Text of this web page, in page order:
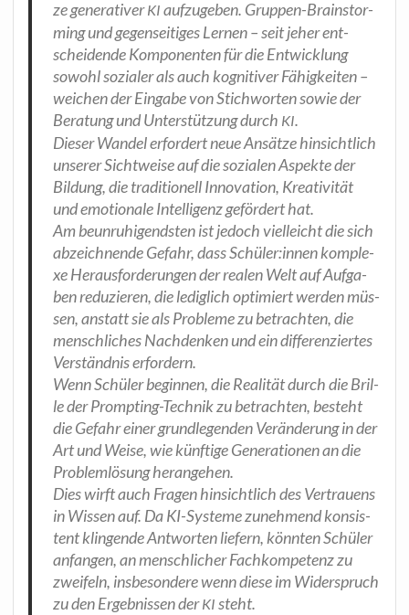
ze gene­ra­ti­verKI auf­zu­ge­ben. Grup­pen-Brain­stor­
ming und gegen­sei­ti­ges Ler­nen – seit jeher ent­
schei­den­de Kom­po­nen­ten für die Ent­wick­lung
sowohl sozia­ler als auch kogni­ti­ver Fähig­kei­ten –
wei­chen der Ein­ga­be von Stich­wor­ten sowie der
Bera­tung und Unter­stüt­zung durch KI.
Die­ser Wan­del erfor­dert neue Ansät­ze hin­sicht­lich
unse­rer Sicht­wei­se auf die sozia­len Aspek­te der
Bil­dung, die tra­di­tio­nell Inno­va­ti­on, Krea­ti­vi­tät
und emo­tio­na­le Intel­li­genz geför­dert hat.
Am beun­ru­hi­gends­ten ist jedoch viel­leicht die sich
abzeich­nen­de Gefahr, dass Schüler:innen kom­ple­
xe Her­aus­for­de­run­gen der rea­len Welt auf Auf­ga­
ben redu­zie­ren, die ledig­lich opti­miert wer­den müs­
sen, anstatt sie als Pro­ble­me zu betrach­ten, die
mensch­li­ches Nach­den­ken und ein dif­fe­ren­zier­tes
Ver­ständ­nis erfordern.
Wenn Schü­ler begin­nen, die Rea­li­tät durch die Bril­
le der Promp­ting-Tech­nik zu betrach­ten, besteht
die Gefahr einer grund­le­gen­den Ver­än­de­rung in der
Art und Wei­se, wie künf­ti­ge Gene­ra­tio­nen an die
Pro­blem­lö­sung herangehen.
Dies wirft auch Fra­gen hin­sicht­lich des Ver­trau­ens
in Wis­sen auf. Da KI-Sys­te­me zuneh­mend kon­sis­
tent klin­gen­de Ant­wor­ten lie­fern, könn­ten Schü­ler
anfan­gen, an mensch­li­cher Fach­kom­pe­tenz zu
zwei­feln, ins­be­son­de­re wenn die­se im Wider­spruch
zu den Ergeb­nis­sen derKI steht.